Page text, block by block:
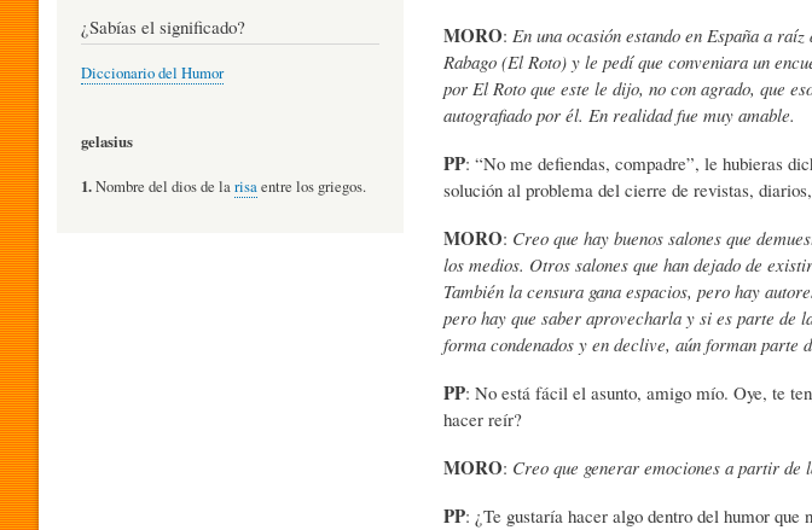
L
N
S
A
Y
F
A
M
A
MORO: En una ocasión estando en España a
Rabago (El Roto) y le pedí que conveniara un
por El Roto que este le dijo, no con agrado, que
autografiado por él. En realidad fue muy amable.
PP: “No me defiendas, compadre”, le hubieras
solución al problema del cierre de revistas,
MORO: Creo que hay buenos salones que
los medios. Otros salones que han dejado de
También la censura gana espacios, pero hay
pero hay que saber aprovecharla y si es parte de
forma condenados y en declive, aún forman parte
PP: No está fácil el asunto, amigo mío. Oye, te
hacer reír?
MORO: Creo que generar emociones a partir
PP: ¿Te gustaría hacer algo dentro del humor que
¿Sabías el significado?
Diccionario del Humor
gelasius
1.Nombre del dios de larisaentre los griegos.